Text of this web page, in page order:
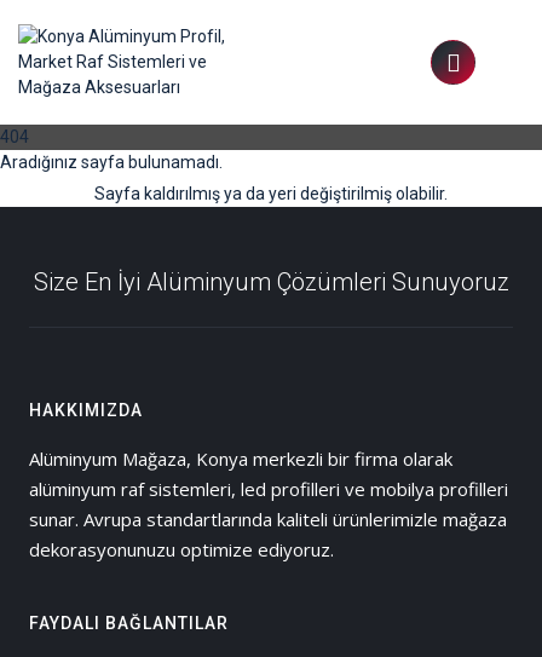
404
Aradığınız sayfa bulunamadı.
Sayfa kaldırılmış ya da yeri değiştirilmiş olabilir.
Size En İyi Alüminyum Çözümleri Sunuyoruz
HAKKIMIZDA
Alüminyum Mağaza, Konya merkezli bir firma olarak
alüminyum raf sistemleri, led profilleri ve mobilya profilleri
sunar. Avrupa standartlarında kaliteli ürünlerimizle mağaza
dekorasyonunuzu optimize ediyoruz.
FAYDALI BAĞLANTILAR